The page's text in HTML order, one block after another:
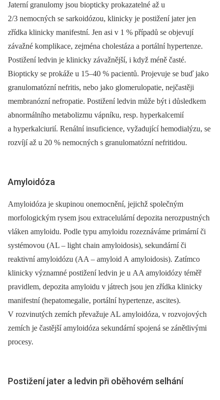
Jaterní granulomy jsou biopticky prokazatelné až u
2/3 nemocných se sarkoidózou, klinicky je postižení jater jen
zřídka klinicky manifestní. Jen asi v 1 % případů se objevují
závažné komplikace, zejména cholestáza a portální hypertenze.
Postižení ledvin je klinicky závažnější, i když méně časté.
Biopticky se prokáže u 15–40 % pacientů. Projevuje se buď jako
granulomatózní nefritis, nebo jako glomerulopatie, nejčastěji
membranózní nefropatie. Postižení ledvin může být i důsledkem
abnormálního metabolizmu vápníku, resp. hyperkalcemií
a hyperkalciurií. Renální insuficience, vyžadující hemodialýzu, se
rozvíjí až u 20 % nemocných s granulomatózní nefritidou.
Amyloidóza
Amyloidóza je skupinou onemocnění, jejichž společným
morfologickým rysem jsou extracelulární depozita nerozpustných
vláken amyloidu. Podle typu amyloidu rozeznáváme primární či
systémovou (AL –⁠ light chain amyloidosis), sekundární či
reaktivní amyloidózu (AA –⁠ amyloid A amyloidosis). Zatímco
klinicky významné postižení ledvin je u AA amyloidózy téměř
pravidlem, depozita amyloidu v játrech jsou jen zřídka klinicky
manifestní (hepatomegalie, portální hypertenze, ascites).
V rozvinutých zemích převažuje AL amyloidóza, v rozvojových
zemích je častější amyloidóza sekundární spojená se zánětlivými
procesy.
Postižení jater a ledvin při oběhovém selhání